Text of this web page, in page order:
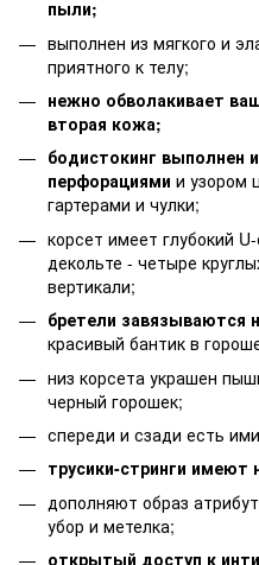
пыли;
выполнен из мягкого и
приятного к телу;
нежно обволакивает
вторая кожа;
бодистокинг выполнен
перфорациями и узором
гартерами и чулки;
корсет имеет глубокий
декольте - четыре
вертикали;
бретели завязываются
красивый бантик в
низ корсета украшен
черный горошек;
спереди и сзади есть
трусики-стринги имеют
дополняют образ
убор и метелка;
открытый доступ к